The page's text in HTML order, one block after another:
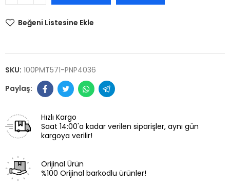
Beğeni Listesine Ekle
SKU: 100PMT571-PNP4036
Hızlı Kargo
Saat 14:00'a kadar verilen siparişler, aynı gün
kargoya verilir!
Orijinal Ürün
%100 Orijinal barkodlu ürünler!